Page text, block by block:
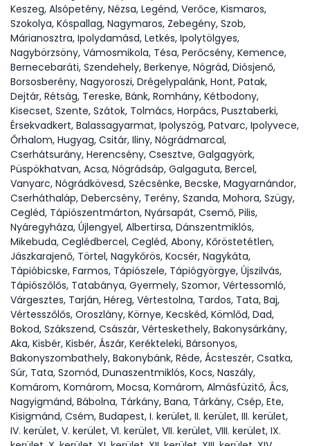
Keszeg, Alsópetény, Nézsa, Legénd, Verőce, Kismaros,
Szokolya, Kóspallag, Nagymaros, Zebegény, Szob,
Márianosztra, Ipolydamásd, Letkés, Ipolytölgyes,
Nagybörzsöny, Vámosmikola, Tésa, Perőcsény, Kemence,
Bernecebaráti, Szendehely, Berkenye, Nógrád, Diósjenő,
Borsosberény, Nagyoroszi, Drégelypalánk, Hont, Patak,
Dejtár, Rétság, Tereske, Bánk, Romhány, Kétbodony,
Kisecset, Szente, Szátok, Tolmács, Horpács, Pusztaberki,
Érsekvadkert, Balassagyarmat, Ipolyszög, Patvarc, Ipolyvece,
Őrhalom, Hugyag, Csitár, Iliny, Nógrádmarcal,
Cserhátsurány, Herencsény, Csesztve, Galgagyörk,
Püspökhatvan, Acsa, Nógrádsáp, Galgaguta, Bercel,
Vanyarc, Nógrádkövesd, Szécsénke, Becske, Magyarnándor,
Cserháthaláp, Debercsény, Terény, Szanda, Mohora, Szügy,
Cegléd, Tápiószentmárton, Nyársapát, Csemő, Pilis,
Nyáregyháza, Újlengyel, Albertirsa, Dánszentmiklós,
Mikebuda, Ceglédbercel, Cegléd, Abony, Kőröstetétlen,
Jászkarajenő, Törtel, Nagykőrös, Kocsér, Nagykáta,
Tápióbicske, Farmos, Tápiószele, Tápiógyörgye, Újszilvás,
Tápiószőlős, Tatabánya, Gyermely, Szomor, Vértessomló,
Várgesztes, Tarján, Héreg, Vértestolna, Tardos, Tata, Baj,
Vértesszőlős, Oroszlány, Környe, Kecskéd, Kömlőd, Dad,
Bokod, Szákszend, Császár, Vérteskethely, Bakonysárkány,
Aka, Kisbér, Kisbér, Ászár, Kerékteleki, Bársonyos,
Bakonyszombathely, Bakonybánk, Réde, Ácsteszér, Csatka,
Súr, Tata, Szomód, Dunaszentmiklós, Kocs, Naszály,
Komárom, Komárom, Mocsa, Komárom, Almásfüzitő, Ács,
Nagyigmánd, Bábolna, Tárkány, Bana, Tárkány, Csép, Ete,
Kisigmánd, Csém, Budapest, I. kerület, II. kerület, III. kerület,
IV. kerület, V. kerület, VI. kerület, VII. kerület, VIII. kerület, IX.